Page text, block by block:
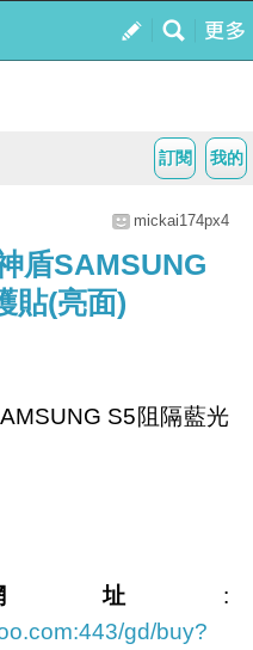
我的
訂閱
mickai174px4
盾SAMSUNG
貼(亮面)
S5阻隔藍光
址 :
gd/buy?